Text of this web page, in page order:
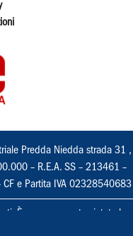
Predda Niedda strada 31 ,
– R.E.A. SS – 213461 –
e Partita IVA 02328540683
È espressamente vietata la
totale o parziale.